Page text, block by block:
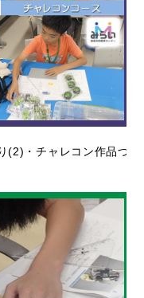
(2)・チャレコン作品づ